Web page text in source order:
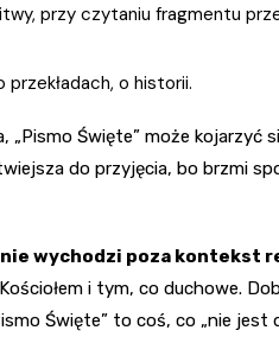
przy czytaniu fragmentu
przekładach, o historii.
Święte” może kojarzyć
do przyjęcia, bo brzmi
wychodzi poza kontekst
i tym, co duchowe.
Święte” to coś, co „nie jest